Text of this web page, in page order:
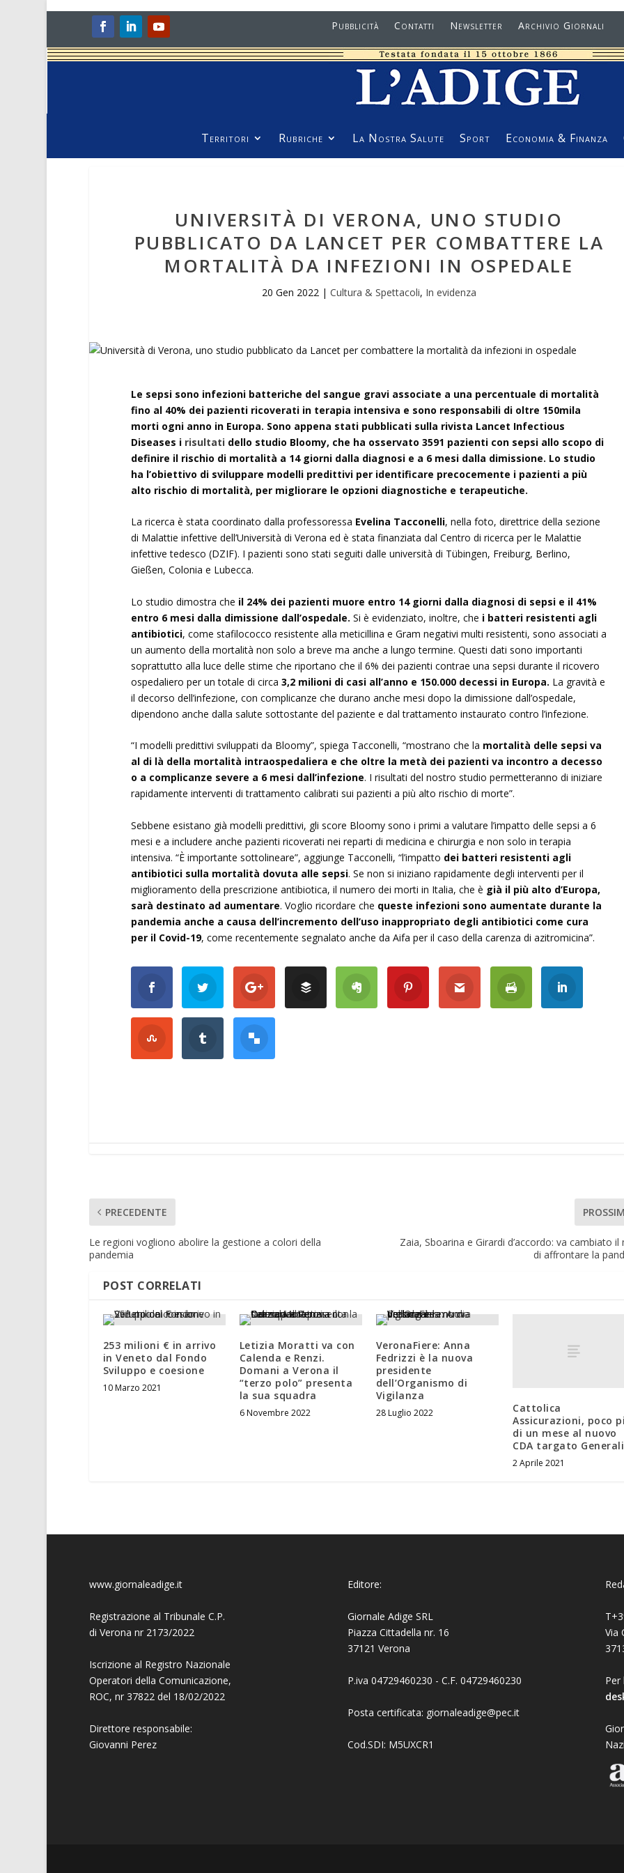
Pubblicità Contatti Newsletter Archivio Giornali
Territori Rubriche La Nostra Salute Sport Economia & Finanza
UNIVERSITÀ DI VERONA, UNO STUDIO
PUBBLICATO DA LANCET PER COMBATTERE LA
MORTALITÀ DA INFEZIONI IN OSPEDALE
20 Gen 2022| Cultura & Spettacoli, In evidenza
Le sepsi sono infezioni batteriche del sangue gravi associate a una percentuale di mortalità
fino al 40% dei pazienti ricoverati in terapia intensiva e sono responsabili di oltre 150mila
morti ogni anno in Europa. Sono appena stati pubblicati sulla rivista Lancet Infectious
Diseases i risultatidello studio Bloomy, che ha osservato 3591 pazienti con sepsi allo scopo di
definire il rischio di mortalità a 14 giorni dalla diagnosi e a 6 mesi dalla dimissione. Lo studio
ha l’obiettivo di sviluppare modelli predittivi per identificare precocemente i pazienti a più
alto rischio di mortalità, per migliorare le opzioni diagnostiche e terapeutiche.
La ricerca è stata coordinato dalla professoressa Evelina Tacconelli, nella foto, direttrice della sezione
di Malattie infettive dell’Università di Verona ed è stata finanziata dal Centro di ricerca per le Malattie
infettive tedesco (DZIF). I pazienti sono stati seguiti dalle università di Tübingen, Freiburg, Berlino,
Gießen, Colonia e Lubecca.
Lo studio dimostra che il 24% dei pazienti muore entro 14 giorni dalla diagnosi di sepsi e il 41%
entro 6 mesi dalla dimissione dall’ospedale. Si è evidenziato, inoltre, che i batteri resistenti agli
antibiotici, come stafilococco resistente alla meticillina e Gram negativi multi resistenti, sono associati a
un aumento della mortalità non solo a breve ma anche a lungo termine. Questi dati sono importanti
soprattutto alla luce delle stime che riportano che il 6% dei pazienti contrae una sepsi durante il ricovero
ospedaliero per un totale di circa 3,2 milioni di casi all’anno e 150.000 decessi in Europa. La gravità e
il decorso dell’infezione, con complicanze che durano anche mesi dopo la dimissione dall’ospedale,
dipendono anche dalla salute sottostante del paziente e dal trattamento instaurato contro l’infezione.
“I modelli predittivi sviluppati da Bloomy”, spiega Tacconelli, “mostrano che la mortalità delle sepsi va
al di là della mortalità intraospedaliera e che oltre la metà dei pazienti va incontro a decesso
o a complicanze severe a 6 mesi dall’infezione. I risultati del nostro studio permetteranno di iniziare
rapidamente interventi di trattamento calibrati sui pazienti a più alto rischio di morte”.
Sebbene esistano già modelli predittivi, gli score Bloomy sono i primi a valutare l’impatto delle sepsi a 6
mesi e a includere anche pazienti ricoverati nei reparti di medicina e chirurgia e non solo in terapia
intensiva. “È importante sottolineare”, aggiunge Tacconelli, “l’impatto dei batteri resistenti agli
antibiotici sulla mortalità dovuta alle sepsi. Se non si iniziano rapidamente degli interventi per il
miglioramento della prescrizione antibiotica, il numero dei morti in Italia, che è già il più alto d’Europa,
sarà destinato ad aumentare. Voglio ricordare che queste infezioni sono aumentate durante la
pandemia anche a causa dell’incremento dell’uso inappropriato degli antibiotici come cura
per il Covid-19, come recentemente segnalato anche da Aifa per il caso della carenza di azitromicina”.
PRECEDENTE
Le regioni vogliono abolire la gestione a colori della
pandemia
Zaia, Sboarina e Girardi d’accordo: va cambiato il
di affrontare la
POST CORRELATI
253 milioni € in arrivo
in Veneto dal Fondo
Sviluppo e coesione
10 Marzo 2021
Letizia Moratti va con
Calenda e Renzi.
Domani a Verona il
“terzo polo” presenta
la sua squadra
6 Novembre 2022
VeronaFiere: Anna
Fedrizzi è la nuova
presidente
dell’Organismo di
Vigilanza
28 Luglio 2022
Cattolica
Assicurazioni, poco
di un mese al nuovo
CDA targato Generali
2 Aprile 2021
www.giornaleadige.it
Registrazione al Tribunale C.P.
di Verona nr 2173/2022
Iscrizione al Registro Nazionale
Operatori della Comunicazione,
ROC, nr 37822 del 18/02/2022
Direttore responsabile:
Giovanni Perez
Editore:
Giornale Adige SRL
Piazza Cittadella nr. 16
37121 Verona
P.iva 04729460230 - C.F. 04729460230
Posta certificata: giornaleadige@pec.it
Cod.SDI: M5UXCR1
Via
Per